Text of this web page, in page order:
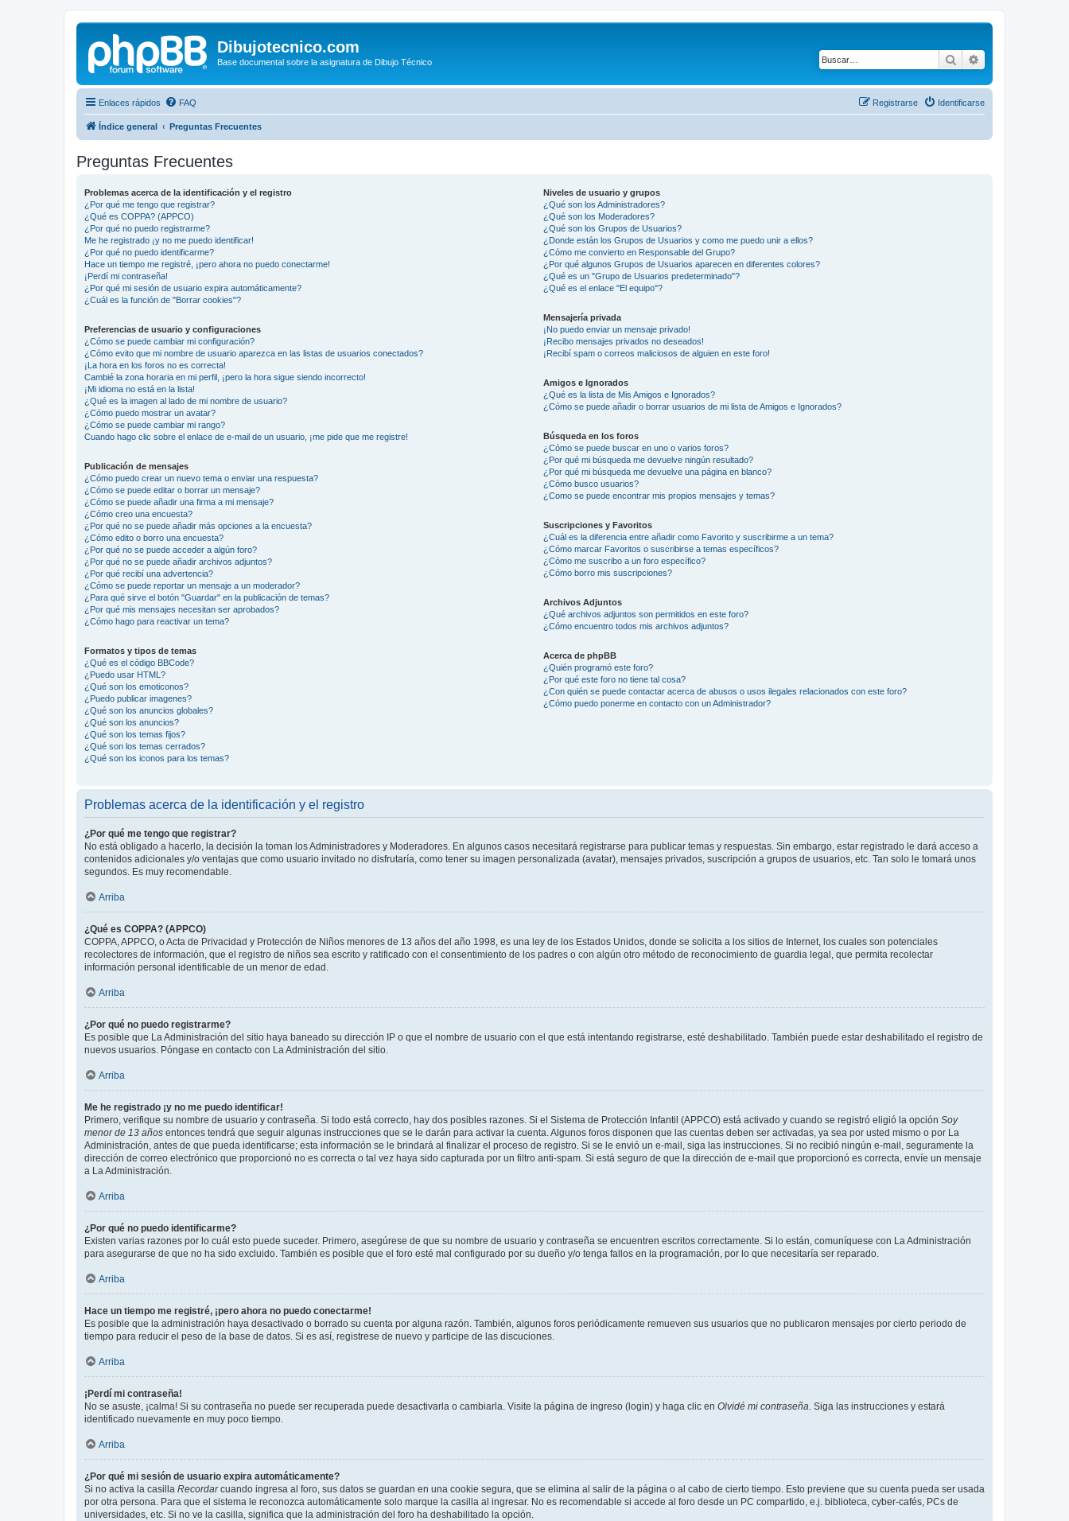
Dibujotecnico.com
Base documental sobre la asignatura de Dibujo Técnico Buscar
Enlaces rápidos FAQ Identificarse
Registrarse
Índice general Preguntas Frecuentes
Preguntas Frecuentes
Problemas acerca de la identificación y el registro
¿Por qué me tengo que registrar?
¿Qué es COPPA? (APPCO)
¿Por qué no puedo registrarme?
Me he registrado ¡y no me puedo identificar!
¿Por qué no puedo identificarme?
Hace un tiempo me registré, ¡pero ahora no puedo conectarme!
¡Perdí mi contraseña!
¿Por qué mi sesión de usuario expira automáticamente?
¿Cuál es la función de "Borrar cookies"?
Preferencias de usuario y configuraciones
¿Cómo se puede cambiar mi configuración?
¿Cómo evito que mi nombre de usuario aparezca en las listas de usuarios conectados?
¡La hora en los foros no es correcta!
Cambié la zona horaria en mi perfil, ¡pero la hora sigue siendo incorrecto!
¡Mi idioma no está en la lista!
¿Qué es la imagen al lado de mi nombre de usuario?
¿Cómo puedo mostrar un avatar?
¿Cómo se puede cambiar mi rango?
Cuando hago clic sobre el enlace de e-mail de un usuario, ¡me pide que me registre!
Publicación de mensajes
¿Cómo puedo crear un nuevo tema o enviar una respuesta?
¿Cómo se puede editar o borrar un mensaje?
¿Cómo se puede añadir una firma a mi mensaje?
¿Cómo creo una encuesta?
¿Por qué no se puede añadir más opciones a la encuesta?
¿Cómo edito o borro una encuesta?
¿Por qué no se puede acceder a algún foro?
¿Por qué no se puede añadir archivos adjuntos?
¿Por qué recibí una advertencia?
¿Cómo se puede reportar un mensaje a un moderador?
¿Para qué sirve el botón "Guardar" en la publicación de temas?
¿Por qué mis mensajes necesitan ser aprobados?
¿Cómo hago para reactivar un tema?
Formatos y tipos de temas
¿Qué es el código BBCode?
¿Puedo usar HTML?
¿Qué son los emoticonos?
¿Puedo publicar imagenes?
¿Qué son los anuncios globales?
¿Qué son los anuncios?
¿Qué son los temas fijos?
¿Qué son los temas cerrados?
¿Qué son los iconos para los temas?
Niveles de usuario y grupos
¿Qué son los Administradores?
¿Qué son los Moderadores?
¿Qué son los Grupos de Usuarios?
¿Donde están los Grupos de Usuarios y como me puedo unir a ellos?
¿Cómo me convierto en Responsable del Grupo?
¿Por qué algunos Grupos de Usuarios aparecen en diferentes colores?
¿Qué es un "Grupo de Usuarios predeterminado"?
¿Qué es el enlace "El equipo"?
Mensajería privada
¡No puedo enviar un mensaje privado!
¡Recibo mensajes privados no deseados!
¡Recibí spam o correos maliciosos de alguien en este foro!
Amigos e Ignorados
¿Qué es la lista de Mis Amigos e Ignorados?
¿Cómo se puede añadir o borrar usuarios de mi lista de Amigos e Ignorados?
Búsqueda en los foros
¿Cómo se puede buscar en uno o varios foros?
¿Por qué mi búsqueda me devuelve ningún resultado?
¿Por qué mi búsqueda me devuelve una página en blanco?
¿Cómo busco usuarios?
¿Como se puede encontrar mis propios mensajes y temas?
Suscripciones y Favoritos
¿Cuál es la diferencia entre añadir como Favorito y suscribirme a un tema?
¿Cómo marcar Favoritos o suscribirse a temas específicos?
¿Cómo me suscribo a un foro específico?
¿Cómo borro mis suscripciones?
Archivos Adjuntos
¿Qué archivos adjuntos son permitidos en este foro?
¿Cómo encuentro todos mis archivos adjuntos?
Acerca de phpBB
¿Quién programó este foro?
¿Por qué este foro no tiene tal cosa?
¿Con quién se puede contactar acerca de abusos o usos ilegales relacionados con este foro?
¿Cómo puedo ponerme en contacto con un Administrador?
Problemas acerca de la identificación y el registro
¿Por qué me tengo que registrar?
No está obligado a hacerlo, la decisión la toman los Administradores y Moderadores. En algunos casos necesitará registrarse para publicar temas y respuestas. Sin embargo, estar registrado le dará acceso a
contenidos adicionales y/o ventajas que como usuario invitado no disfrutaría, como tener su imagen personalizada (avatar), mensajes privados, suscripción a grupos de usuarios, etc. Tan solo le tomará unos
segundos. Es muy recomendable.
Arriba
¿Qué es COPPA? (APPCO)
COPPA, APPCO, o Acta de Privacidad y Protección de Niños menores de 13 años del año 1998, es una ley de los Estados Unidos, donde se solicita a los sitios de Internet, los cuales son potenciales
recolectores de información, que el registro de niños sea escrito y ratificado con el consentimiento de los padres o con algún otro método de reconocimiento de guardia legal, que permita recolectar
información personal identificable de un menor de edad.
Arriba
¿Por qué no puedo registrarme?
Es posible que La Administración del sitio haya baneado su dirección IP o que el nombre de usuario con el que está intentando registrarse, esté deshabilitado. También puede estar deshabilitado el registro de
nuevos usuarios. Póngase en contacto con La Administración del sitio.
Arriba
Me he registrado ¡y no me puedo identificar!
Primero, verifique su nombre de usuario y contraseña. Si todo está correcto, hay dos posibles razones. Si el Sistema de Protección Infantil (APPCO) está activado y cuando se registró eligió la opción Soy
menor de 13 años entonces tendrá que seguir algunas instrucciones que se le darán para activar la cuenta. Algunos foros disponen que las cuentas deben ser activadas, ya sea por usted mismo o por La
Administración, antes de que pueda identificarse; esta información se le brindará al finalizar el proceso de registro. Si se le envió un e-mail, siga las instrucciones. Si no recibió ningún e-mail, seguramente la
dirección de correo electrónico que proporcionó no es correcta o tal vez haya sido capturada por un filtro anti-spam. Si está seguro de que la dirección de e-mail que proporcionó es correcta, envíe un mensaje
a La Administración.
Arriba
¿Por qué no puedo identificarme?
Existen varias razones por lo cuál esto puede suceder. Primero, asegúrese de que su nombre de usuario y contraseña se encuentren escritos correctamente. Si lo están, comuníquese con La Administración
para asegurarse de que no ha sido excluido. También es posible que el foro esté mal configurado por su dueño y/o tenga fallos en la programación, por lo que necesitaría ser reparado.
Arriba
Hace un tiempo me registré, ¡pero ahora no puedo conectarme!
Es posible que la administración haya desactivado o borrado su cuenta por alguna razón. También, algunos foros periódicamente remueven sus usuarios que no publicaron mensajes por cierto periodo de
tiempo para reducir el peso de la base de datos. Si es así, registrese de nuevo y participe de las discuciones.
Arriba
¡Perdí mi contraseña!
No se asuste, ¡calma! Si su contraseña no puede ser recuperada puede desactivarla o cambiarla. Visite la página de ingreso (login) y haga clic en Olvidé mi contraseña . Siga las instrucciones y estará
identificado nuevamente en muy poco tiempo.
Arriba
¿Por qué mi sesión de usuario expira automáticamente?
Si no activa la casilla Recordarcuando ingresa al foro, sus datos se guardan en una cookie segura, que se elimina al salir de la página o al cabo de cierto tiempo. Esto previene que su cuenta pueda ser usada
por otra persona. Para que el sistema le reconozca automáticamente solo marque la casilla al ingresar. No es recomendable si accede al foro desde un PC compartido, e.j. biblioteca, cyber-cafés, PCs de
universidades, etc. Si no ve la casilla, significa que la administración del foro ha deshabilitado la opción.